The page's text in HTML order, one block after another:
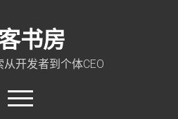
书房
开发者到个体CEO
open
menu